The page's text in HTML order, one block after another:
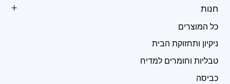
חנות
כל המוצרים
ניקיון ותחזוקת הבית
טבליות וחומרים למדיח
כביסה